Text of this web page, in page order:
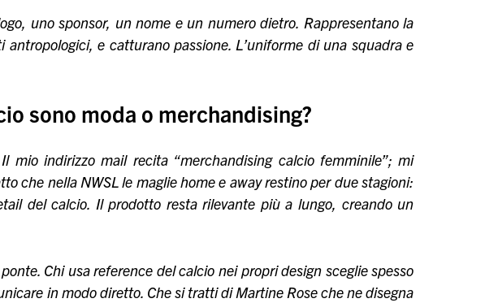
uno sponsor, un nome e un numero dietro. Rappresentano la
e catturano passione. L’uniforme di una squadra e
sono moda o merchandising?
mio indirizzo mail recita “merchandising calcio femminile”; mi
che nella NWSL le maglie home e away restino per due stagioni:
del calcio. Il prodotto resta rilevante più a lungo, creando un
Chi usa reference del calcio nei propri design sceglie spesso
in modo diretto. Che si tratti di Martine Rose che ne disegna